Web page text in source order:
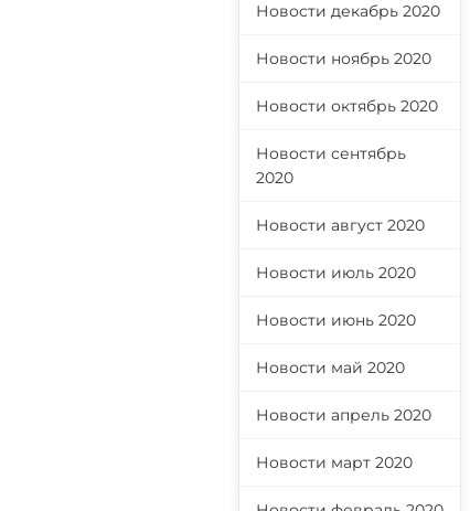
Новости декабрь 2020
Новости ноябрь 2020
Новости октябрь 2020
Новости сентябрь
2020
Новости август 2020
Новости июль 2020
Новости июнь 2020
Новости май 2020
Новости апрель 2020
Новости март 2020